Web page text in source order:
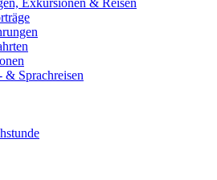
Exkursionen & Reisen
& Sprachreisen